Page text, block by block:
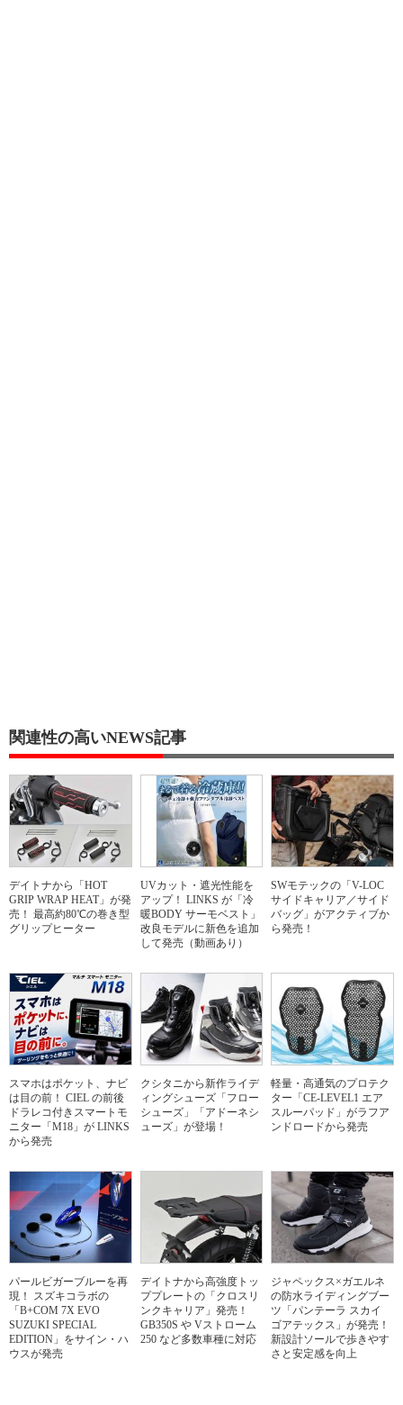
関連性の高いNEWS記事
デイトナから「HOT
GRIP WRAP HEAT」が発
売！ 最高約80℃の巻き型
グリップヒーター
UVカット・遮光性能を
アップ！ LINKS が「冷
暖BODY サーモベスト」
改良モデルに新色を追加
して発売（動画あり）
SWモテックの「V-LOC
サイドキャリア／サイド
バッグ」がアクティブか
ら発売！
スマホはポケット、ナビ
は目の前！ CIEL の前後
ドラレコ付きスマートモ
ニター「M18」が LINKS
から発売
クシタニから新作ライデ
ィングシューズ「フロー
シューズ」「アドーネシ
ューズ」が登場！
軽量・高通気のプロテク
ター「CE-LEVEL1 エア
スルーパッド」がラフア
ンドロードから発売
パールビガーブルーを再
現！ スズキコラボの
「B+COM 7X EVO
SUZUKI SPECIAL
EDITION」をサイン・ハ
ウスが発売
デイトナから高強度トッ
ププレートの「クロスリ
ンクキャリア」発売！
GB350S や Vストローム
250 など多数車種に対応
ジャペックス×ガエルネ
の防水ライディングブー
ツ「パンテーラ スカイ
ゴアテックス」が発売！
新設計ソールで歩きやす
さと安定感を向上